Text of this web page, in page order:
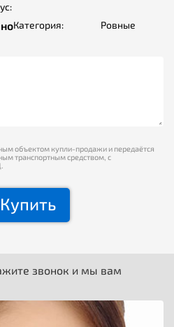
Категория:
Ровные
объектом купли-продажи и передаётся
транспортным средством, с
Купить
звонок и мы вам